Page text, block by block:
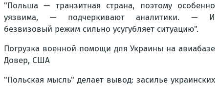
"Польша — транзитная страна, поэтому особенно
уязвима, — подчеркивают аналитики. — И
безвизовый режим сильно усугубляет ситуацию".
Погрузка военной помощи для Украины на авиабазе
Довер, США
"Польская мысль" делает вывод: засилье украинских